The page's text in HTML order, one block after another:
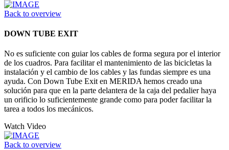
Back to overview
DOWN TUBE EXIT
No es suficiente con guiar los cables de forma segura por el interior
de los cuadros. Para facilitar el mantenimiento de las bicicletas la
instalación y el cambio de los cables y las fundas siempre es una
ayuda. Con Down Tube Exit en MERIDA hemos creado una
solución para que en la parte delantera de la caja del pedalier haya
un orificio lo suficientemente grande como para poder facilitar la
tarea a todos los mecánicos.
Watch Video
Back to overview